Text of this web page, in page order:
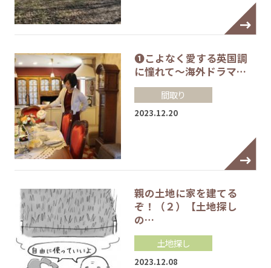
❶こよなく愛する英国調
に憧れて～海外ドラマ…
間取り
2023.12.20
親の土地に家を建てる
ぞ！（２）【土地探し
の…
土地探し
2023.12.08